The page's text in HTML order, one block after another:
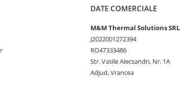
DATE COMERCIALE
M&M Thermal Solutions SRL
J2022001272394
RO47333486
Str. Vasile Alecsandri, Nr. 1A
Adjud, Vrancea